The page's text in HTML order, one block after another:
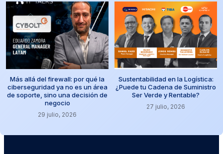
Más allá del firewall: por qué la
ciberseguridad ya no es un área
de soporte, sino una decisión de
negocio
29 julio, 2026
Sustentabilidad en la Logística:
¿Puede tu Cadena de Suministro
Ser Verde y Rentable?
27 julio, 2026